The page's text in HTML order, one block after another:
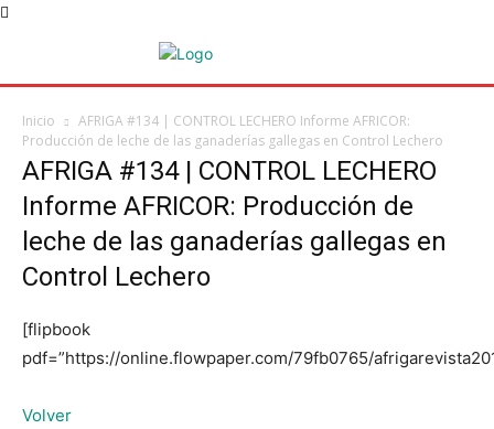
Inicio
AFRIGA #134 | CONTROL LECHERO Informe AFRICOR:
Producción de leche de las ganaderías gallegas en Control Lechero
AFRIGA #134 | CONTROL LECHERO
Informe AFRICOR: Producción de
leche de las ganaderías gallegas en
Control Lechero
[flipbook
pdf=”https://online.flowpaper.com/79fb0765/
Volver